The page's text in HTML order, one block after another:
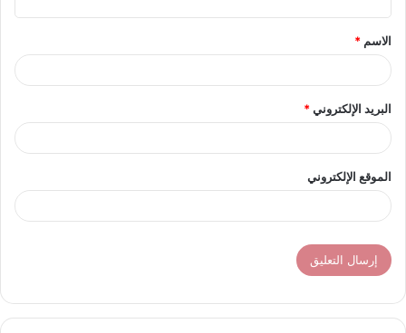
ق
*
الاسم *
البريد الإلكتروني*
الموقع الإلكتروني